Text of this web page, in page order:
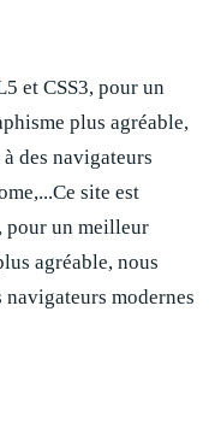
et CSS3, pour un
plus agréable,
des navigateurs
site est
pour un meilleur
agréable, nous
modernes